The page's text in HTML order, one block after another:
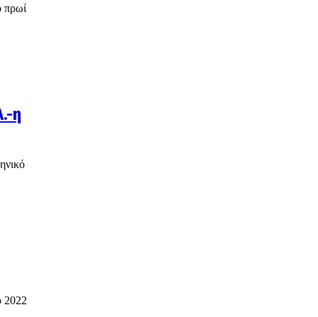
πρωί
η
2022